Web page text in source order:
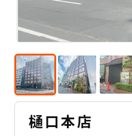
樋口本店